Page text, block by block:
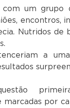
com um grupo
encontros,
Nutridos de
a
por